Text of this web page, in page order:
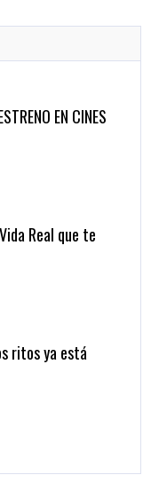
EN CINES
Real que te
ritos ya está
su racha de